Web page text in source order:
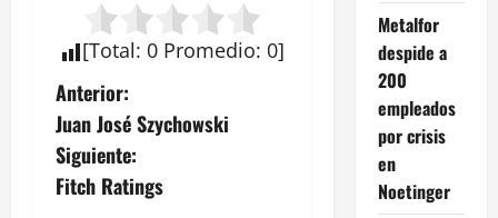
[Total: 0 Promedio: 0]
N
a
v
Anterior:
Juan José Szychowski
Siguiente:
Fitch Ratings
Metalfor
despide a
200
empleados
por crisis
en
Noetinger